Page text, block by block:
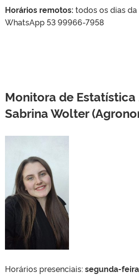
Horários remotos: todos os dias da
WhatsApp 53 99966-7958
Monitora de
Sabrina Wolter
Horários presenciais:segunda-feira